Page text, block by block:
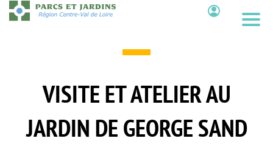
Aller
au
VISITE ET ATELIER AU
JARDIN DE GEORGE SAND